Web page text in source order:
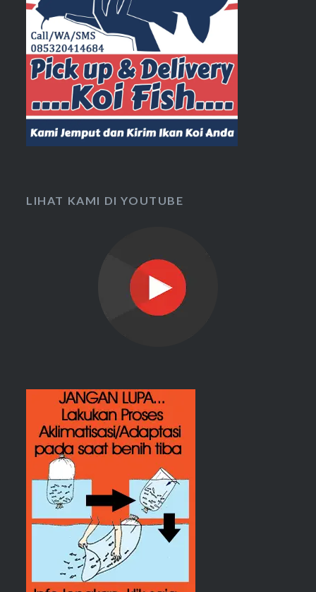
LIHAT KAMI DI YOUTUBE